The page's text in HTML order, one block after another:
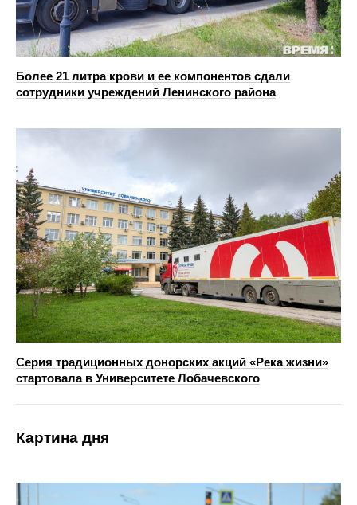
Более 21 литра крови и ее компонентов сдали
сотрудники учреждений Ленинского района
Серия традиционных донорских акций «Река жизни»
стартовала в Университете Лобачевского
Картина дня